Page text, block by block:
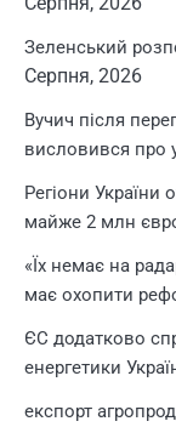
Зеленський
Серпня, 2026
Вучич після
висловився про
Регіони
майже 2 млн
«Їх немає на
має охопити
ЄС додатково
енергетики
експорт